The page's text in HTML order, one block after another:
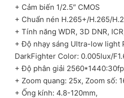
+ Cảm biến 1/2.5″ CMOS
+ Chuẩn nén H.265+/H.265/
+ Tính năng WDR, 3D DNR,
+ Độ nhạy sáng Ultra-low light
DarkFighter Color: 0.005lux/
+ Độ phân giải
+ Zoom quang: 25x, Zoom số:
+ Ống kính: 4.8-120mm,